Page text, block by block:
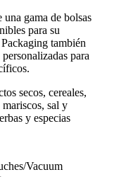
gama de bolsas
para su
también
para
secos, cereales,
sal y
y especias